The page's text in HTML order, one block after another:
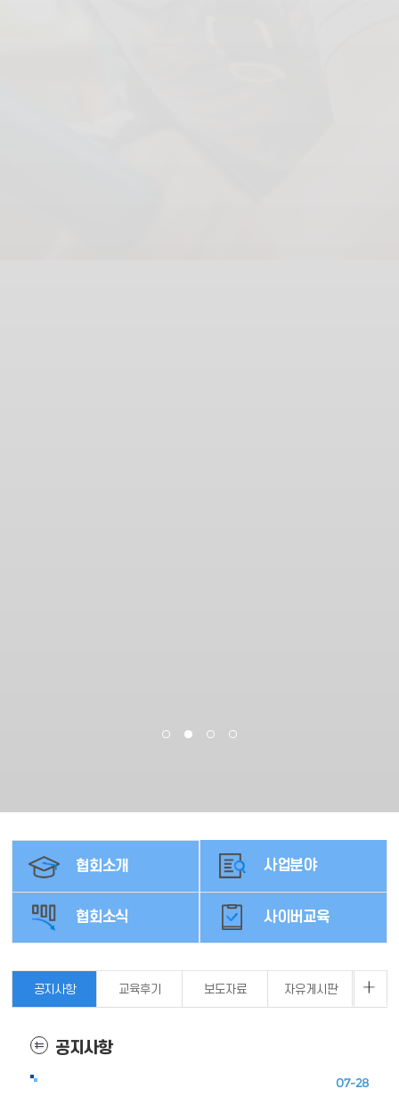
협회소개 사업분야
협회소식 사이버교육
공지사항 교육후기 보도자료 자유게시판
공지사항
07-28